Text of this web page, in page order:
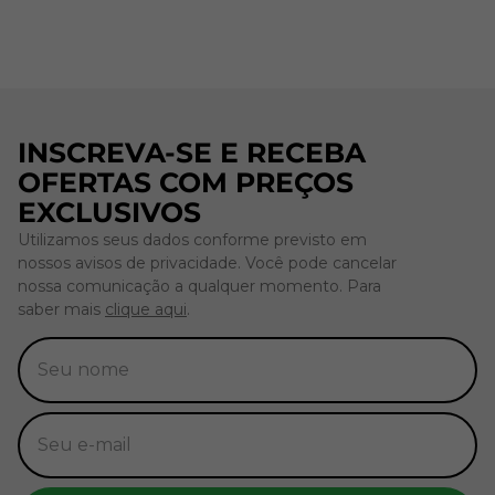
INSCREVA-SE E RECEBA
OFERTAS COM PREÇOS
EXCLUSIVOS
Utilizamos seus dados conforme previsto em
nossos avisos de privacidade. Você pode cancelar
nossa comunicação a qualquer momento. Para
saber mais clique aqui.